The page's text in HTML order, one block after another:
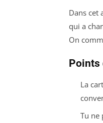
Dans cet
qui a
On
Points
La
Tu ne